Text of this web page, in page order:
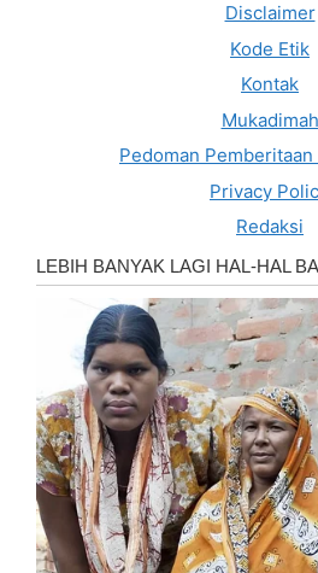
Disclaimer
Kode Etik
Kontak
Mukadimah
Pedoman
Privacy
Redaksi